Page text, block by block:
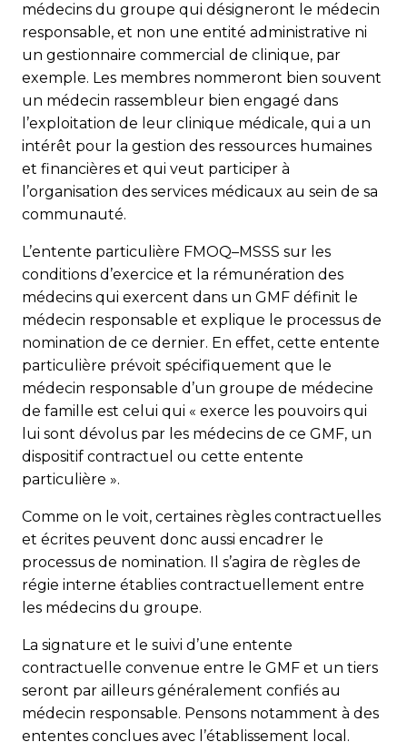
médecins du groupe qui désigneront le médecin
responsable, et non une entité administrative ni
un gestionnaire commercial de clinique, par
exemple. Les membres nommeront bien souvent
un médecin rassembleur bien engagé dans
l’exploitation de leur clinique médicale, qui a un
intérêt pour la gestion des ressources humaines
et financières et qui veut participer à
l’organisation des services médicaux au sein de sa
communauté.
L’entente particulière FMOQ–MSSS sur les
conditions d’exercice et la rémunération des
médecins qui exercent dans un GMF définit le
médecin responsable et explique le processus de
nomination de ce dernier. En effet, cette entente
particulière prévoit spécifiquement que le
médecin responsable d’un groupe de médecine
de famille est celui qui « exerce les pouvoirs qui
lui sont dévolus par les médecins de ce GMF, un
dispositif contractuel ou cette entente
particulière ».
Comme on le voit, certaines règles contractuelles
et écrites peuvent donc aussi encadrer le
processus de nomination. Il s’agira de règles de
régie interne établies contractuellement entre
les médecins du groupe.
La signature et le suivi d’une entente
contractuelle convenue entre le GMF et un tiers
seront par ailleurs généralement confiés au
médecin responsable. Pensons notamment à des
ententes conclues avec l’établissement local.